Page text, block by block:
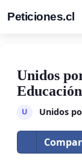
Peticiones.cl
Unidos
U Unidos